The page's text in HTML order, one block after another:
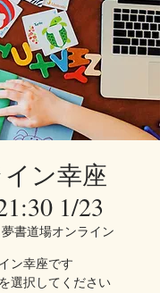
ン幸座
1/23
夢書道場オンライン
ン幸座です
選択してください